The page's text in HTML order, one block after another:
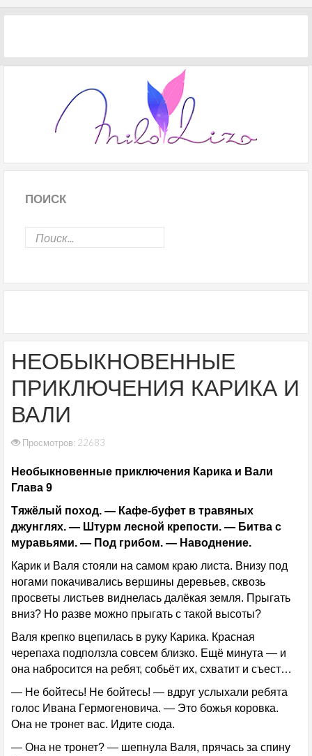
ПОИСК
НЕОБЫКНОВЕННЫЕ
ПРИКЛЮЧЕНИЯ КАРИКА И
ВАЛИ
Просмотров: 22683
Необыкновенные приключения Карика и Вали
Глава 9
Тяжёлый поход. — Кафе-буфет в травяных
джунглях. — Штурм лесной крепости. — Битва с
муравьями. — Под грибом. — Наводнение.
Карик и Валя стояли на самом краю листа. Внизу под
ногами покачивались вершины деревьев, сквозь
просветы листьев виднелась далёкая земля. Прыгать
вниз? Но разве можно прыгать с такой высоты?
Валя крепко вцепилась в руку Карика. Красная
черепаха подползла совсем близко. Ещё минута — и
она набросится на ребят, собьёт их, схватит и съест…
— Не бойтесь! Не бойтесь! — вдруг услыхали ребята
голос Ивана Гермогеновича. — Это божья коровка.
Она не тронет вас. Идите сюда.
— Она не тронет? — шепнула Валя, прячась за спину